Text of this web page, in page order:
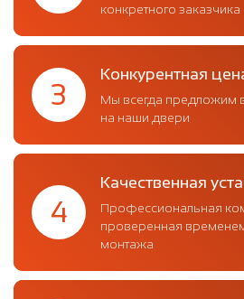
конкретного заказчика
3
Конкурентная
Мы всегда предложим
на наши двери
4
Качественная
Профессиональная
проверенная
монтажа